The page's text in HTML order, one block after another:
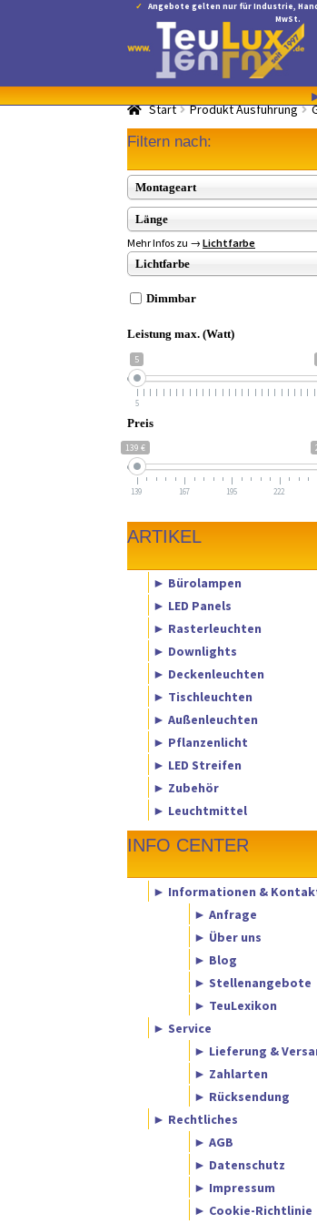
Angebote gelten nur für Industrie,
MwSt.
Navigation
springen
Inhalt
springen
Start Produkt Ausführung
Filtern nach:
Montageart
Länge
Mehr Infos zu →Lichtfarbe
Lichtfarbe
Dimmbar
Leistung max. (Watt)
5
5
Preis
139 €
139 167 195 222
ARTIKEL
► Bürolampen
► LED Panels
► Rasterleuchten
► Downlights
► Deckenleuchten
► Tischleuchten
► Außenleuchten
► Pflanzenlicht
► LED Streifen
► Zubehör
► Leuchtmittel
INFO CENTER
► Informationen &
► Anfrage
► Über uns
► Blog
► Stellenangebote
► TeuLexikon
► Service
► Lieferung &
► Zahlarten
► Rücksendung
► Rechtliches
► AGB
► Datenschutz
► Impressum
► Cookie-Richtlinie